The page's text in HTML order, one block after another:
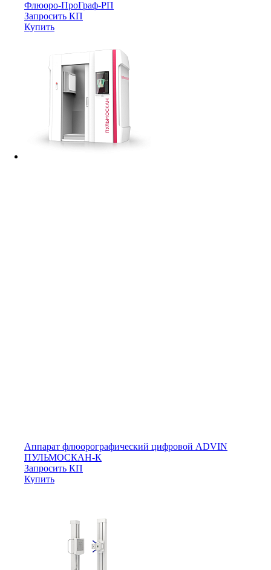
Флюоро-ПроГраф-РП
Запросить КП
Купить
Аппарат флюорографический цифровой ADVIN
ПУЛЬМОСКАН-К
Запросить КП
Купить